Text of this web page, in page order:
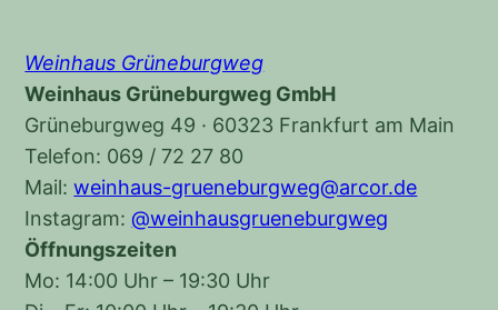
Weinhaus Grüneburgweg
Weinhaus Grüneburgweg GmbH
Grüneburgweg 49 · 60323 Frankfurt am Main
Telefon: 069 / 72 27 80
Mail:weinhaus-grueneburgweg@arcor.de
Instagram:@weinhausgrueneburgweg
Öffnungszeiten
Mo: 14:00 Uhr – 19:30 Uhr